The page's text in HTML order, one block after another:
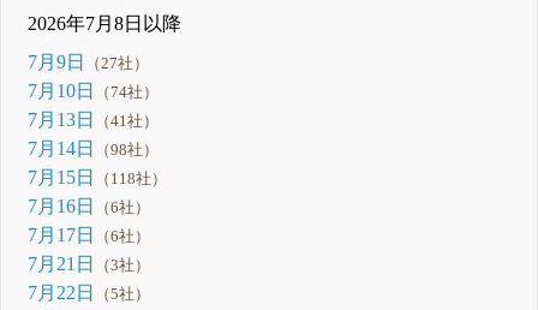
2026年7月8日以降
7月9日
（27社）
7月10日 （74社）
7月13日 （41社）
7月14日 （98社）
7月15日 （118社）
7月16日 （6社）
7月17日 （6社）
7月21日 （3社）
7月22日 （5社）